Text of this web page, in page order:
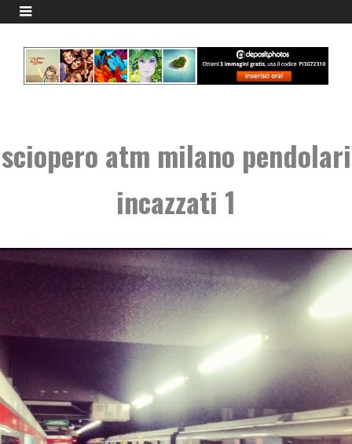
sciopero atm milano pendolari
incazzati 1